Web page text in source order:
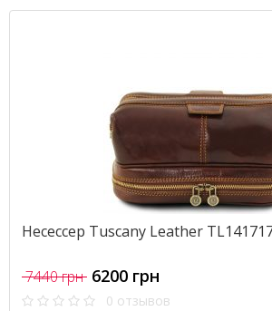
Несеcсер Tuscany Leather
7440 грн 6200 грн
0 отзывов